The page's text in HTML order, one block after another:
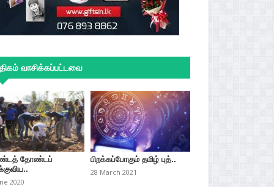
வாசிக்கப்பட்டவை
தோண்டப்
2020
பிறக்கப்போகும் தமிழ் புத்..
28 March 2021